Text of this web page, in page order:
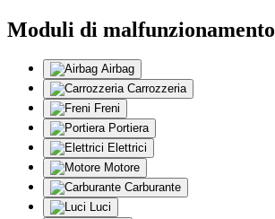
Moduli di malfunzionamento
Airbag
Carrozzeria
Freni
Portiera
Elettrici
Motore
Carburante
Luci